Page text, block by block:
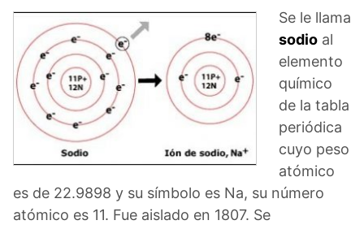
Se le llama
sodio al
elemento
químico
de la tabla
periódica
cuyo peso
atómico
es de 22.9898 y su símbolo es Na, su número
atómico es 11. Fue aislado en 1807. Se